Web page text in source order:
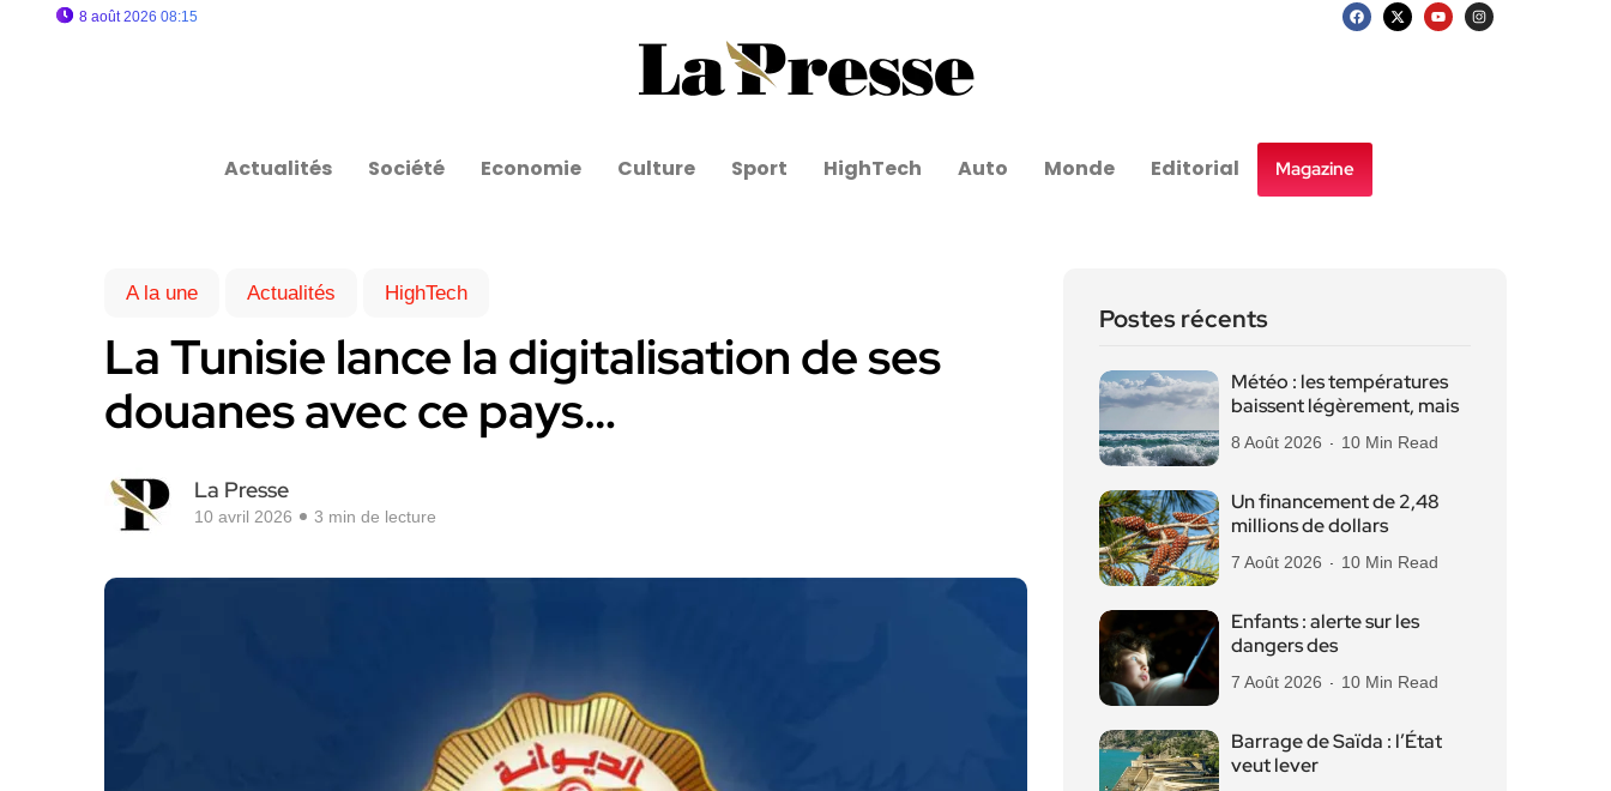
8 août 2026 08:15
Actualités Société Economie Culture Sport HighTech Auto Monde Editorial Magazine
A la une Actualités HighTech
La Tunisie lance la digitalisation de ses
douanes avec ce pays…
La Presse
10 avril 2026 3 min de lecture
Postes récents
Météo : les températures
baissent légèrement, mais
8 Août 2026 10 Min Read
Un financement de 2,48
millions de dollars
7 Août 2026 10 Min Read
Enfants : alerte sur les
dangers des
7 Août 2026 10 Min Read
Barrage de Saïda : l’État
veut lever